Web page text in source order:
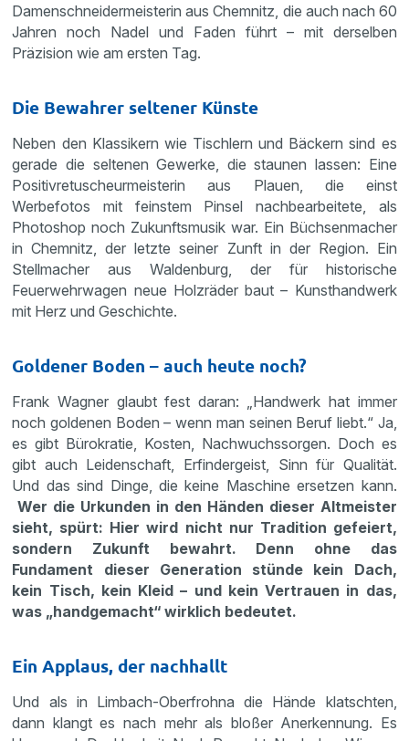
Damenschneidermeisterin aus Chemnitz, die auch nach 60
Jahren noch Nadel und Faden führt – mit derselben
Präzision wie am ersten Tag.
Die Bewahrer seltener Künste
Neben den Klassikern wie Tischlern und Bäckern sind es
gerade die seltenen Gewerke, die staunen lassen: Eine
Positivretuscheurmeisterin aus Plauen, die einst
Werbefotos mit feinstem Pinsel nachbearbeitete, als
Photoshop noch Zukunftsmusik war. Ein Büchsenmacher
in Chemnitz, der letzte seiner Zunft in der Region. Ein
Stellmacher aus Waldenburg, der für historische
Feuerwehrwagen neue Holzräder baut – Kunsthandwerk
mit Herz und Geschichte.
Goldener Boden – auch heute noch?
Frank Wagner glaubt fest daran: „Handwerk hat immer
noch goldenen Boden – wenn man seinen Beruf liebt.“ Ja,
es gibt Bürokratie, Kosten, Nachwuchssorgen. Doch es
gibt auch Leidenschaft, Erfindergeist, Sinn für Qualität.
Und das sind Dinge, die keine Maschine ersetzen kann.
Wer die Urkunden in den Händen dieser Altmeister
sieht, spürt: Hier wird nicht nur Tradition gefeiert,
sondern Zukunft bewahrt. Denn ohne das
Fundament dieser Generation stünde kein Dach,
kein Tisch, kein Kleid – und kein Vertrauen in das,
was „handgemacht“ wirklich bedeutet.
Ein Applaus, der nachhallt
Und als in Limbach-Oberfrohna die Hände klatschten,
dann klangt es nach mehr als bloßer Anerkennung. Es